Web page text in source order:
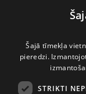
Šajā tīmekļa
pieredzi.
STRIKTI